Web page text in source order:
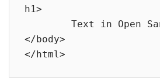
h1>
	Text in Open Sans font.
</body>
</html>